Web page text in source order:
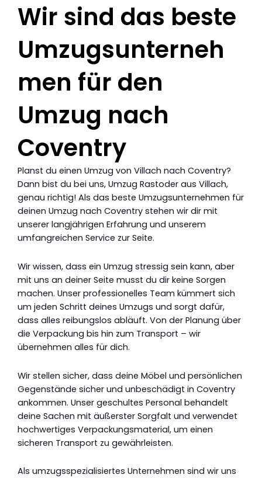
Wir sind das beste
Umzugsunterneh
men für den
Umzug nach
Coventry
Planst du einen Umzug von Villach nach Coventry?
Dann bist du bei uns, Umzug Rastoder aus Villach,
genau richtig! Als das beste Umzugsunternehmen für
deinen Umzug nach Coventry stehen wir dir mit
unserer langjährigen Erfahrung und unserem
umfangreichen Service zur Seite.
Wir wissen, dass ein Umzug stressig sein kann, aber
mit uns an deiner Seite musst du dir keine Sorgen
machen. Unser professionelles Team kümmert sich
um jeden Schritt deines Umzugs und sorgt dafür,
dass alles reibungslos abläuft. Von der Planung über
die Verpackung bis hin zum Transport – wir
übernehmen alles für dich.
Wir stellen sicher, dass deine Möbel und persönlichen
Gegenstände sicher und unbeschädigt in Coventry
ankommen. Unser geschultes Personal behandelt
deine Sachen mit äußerster Sorgfalt und verwendet
hochwertiges Verpackungsmaterial, um einen
sicheren Transport zu gewährleisten.
Als umzugsspezialisiertes Unternehmen sind wir uns